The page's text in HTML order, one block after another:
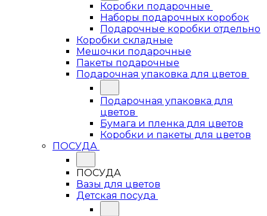
Коробки подарочные
Наборы подарочных коробок
Подарочные коробки отдельно
Коробки складные
Мешочки подарочные
Пакеты подарочные
Подарочная упаковка для цветов
Подарочная упаковка для
цветов
Бумага и пленка для цветов
Коробки и пакеты для цветов
ПОСУДА
ПОСУДА
Вазы для цветов
Детская посуда